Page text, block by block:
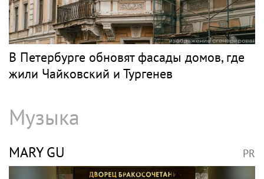
В Петербурге обновят фасады домов, где
жили Чайковский и Тургенев
Музыка
MARY GU PR